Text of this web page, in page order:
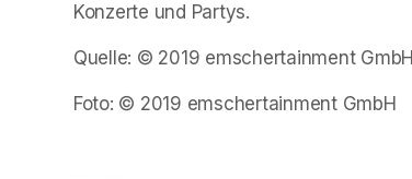
Konzerte und Partys.
Quelle: © 2019 emschertainment GmbH
Foto: © 2019 emschertainment GmbH